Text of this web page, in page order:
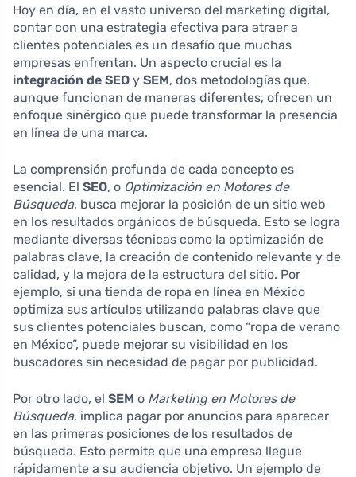
Hoy en día, en el vasto universo del marketing digital,
contar con una estrategia efectiva para atraer a
clientes potenciales es un desafío que muchas
empresas enfrentan. Un aspecto crucial es la
integración de SEO y SEM, dos metodologías que,
aunque funcionan de maneras diferentes, ofrecen un
enfoque sinérgico que puede transformar la presencia
en línea de una marca.
La comprensión profunda de cada concepto es
esencial. El SEO, o Optimización en Motores de
Búsqueda, busca mejorar la posición de un sitio web
en los resultados orgánicos de búsqueda. Esto se logra
mediante diversas técnicas como la optimización de
palabras clave, la creación de contenido relevante y de
calidad, y la mejora de la estructura del sitio. Por
ejemplo, si una tienda de ropa en línea en México
optimiza sus artículos utilizando palabras clave que
sus clientes potenciales buscan, como “ropa de verano
en México”, puede mejorar su visibilidad en los
buscadores sin necesidad de pagar por publicidad.
Por otro lado, el SEM o Marketing en Motores de
Búsqueda, implica pagar por anuncios para aparecer
en las primeras posiciones de los resultados de
búsqueda. Esto permite que una empresa llegue
rápidamente a su audiencia objetivo. Un ejemplo de